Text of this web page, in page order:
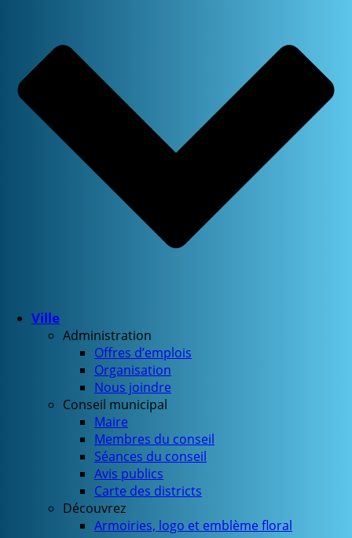
Ville
Administration
Offres d’emplois
Organisation
Nous joindre
Conseil municipal
Maire
Membres du conseil
Séances du conseil
Avis publics
Carte des districts
Découvrez
Armoiries, logo et emblème floral